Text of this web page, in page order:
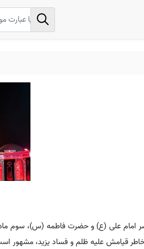
امام علی (ع) و حضرت فاطمه (س)، سوم ماه